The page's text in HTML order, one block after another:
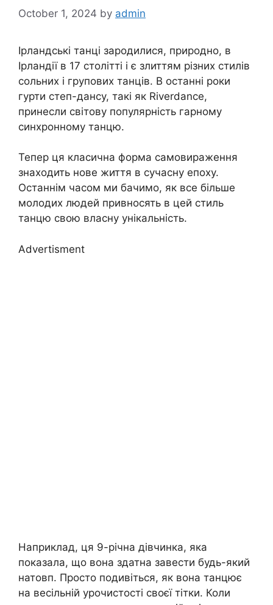
October 1, 2024 by admin
Ірландські танці зародилися, природно, в
Ірландії в 17 столітті і є злиттям різних стилів
сольних і групових танців. В останні роки
гурти степ-дансу, такі як Riverdance,
принесли світову популярність гарному
синхронному танцю.
Тепер ця класична форма самовираження
знаходить нове життя в сучасну епоху.
Останнім часом ми бачимо, як все більше
молодих людей привносять в цей стиль
танцю свою власну унікальність.
Advertisment
Наприклад, ця 9-річна дівчинка, яка
показала, що вона здатна завести будь-який
натовп. Просто подивіться, як вона танцює
на весільній урочистості своєї тітки. Коли